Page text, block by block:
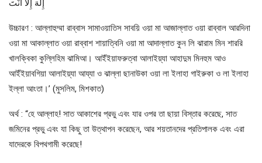
إِلَهَ إِلاَّ أَنْتَ
উচ্চারণ : আল্লাহুম্মা রাব্বাস সামাওয়াতিস সাবয়ি ওয়া মা আজাল্লাত ওয়া রাব্বাল আরদিনা
ওয়া মা আকাল্লাত ওয়া রাব্বাশ শায়াত্বিনি ওয়া মা আদাল্লাত কুন লি ঝারাম মিন শাররি
খালক্বিকা কুল্লিহিম ঝামিআ। আইঁইয়াফরুত্বা আলাইয়্যা আহাদুম মিনহুম আও
আইঁইয়াবগিয়া আলাইয়্যা আয্যা ও ঝাল্লা ছানাউকা ওয়া লা ইলাহা গাইরুকা ও লা ইলাহা
ইল্লা আংতা।’ (মুসলিম, মিশকাত)
অর্থ : “হে আল্লাহ! সাত আকাশের প্রভু এবং যার ওপর তা ছায়া বিস্তার করেছে, সাত
জমিনের প্রভু এবং যা কিছু তা উত্থাপন করেছেন, আর শয়তানদের প্রতিপালক এবং এরা
যাদেরকে বিপথগামী করেছে!